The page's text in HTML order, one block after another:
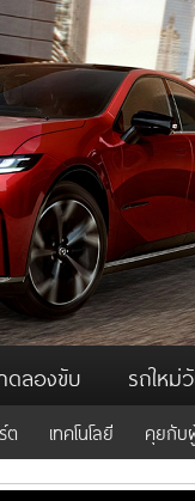
ดลองขับ รถใหม่
ต เทคโนโลยี คุยกับ